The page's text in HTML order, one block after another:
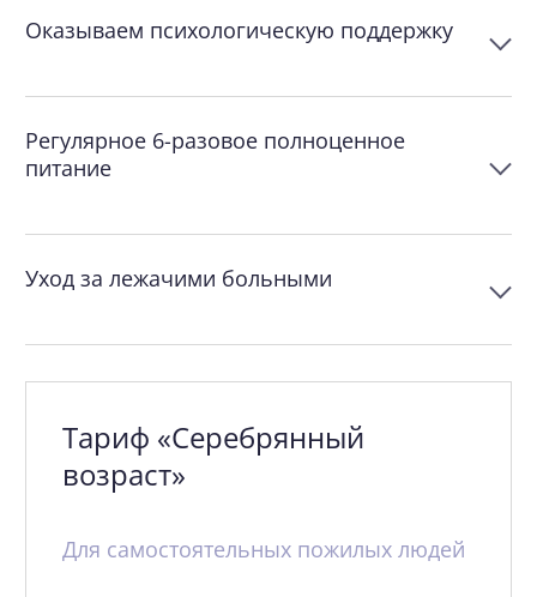
Оказываем психологическую поддержку
Регулярное 6-разовое полноценное
питание
Уход за лежачими больными
Тариф «Серебрянный
возраст»
Для самостоятельных пожилых людей